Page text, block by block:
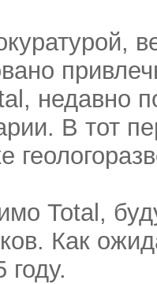
недавно
В тот
Total,
Как
году.